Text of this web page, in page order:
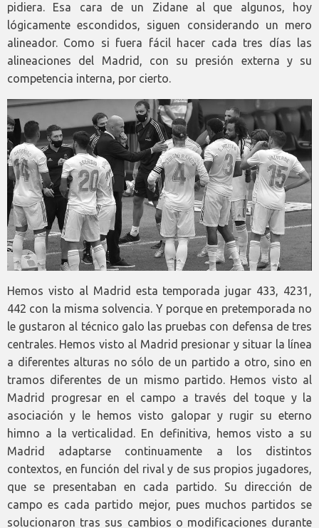
pidiera. Esa cara de un Zidane al que algunos, hoy
lógicamente escondidos, siguen considerando un mero
alineador. Como si fuera fácil hacer cada tres días las
alineaciones del Madrid, con su presión externa y su
competencia interna, por cierto.
Hemos visto al Madrid esta temporada jugar 433, 4231,
442 con la misma solvencia. Y porque en pretemporada no
le gustaron al técnico galo las pruebas con defensa de tres
centrales. Hemos visto al Madrid presionar y situar la línea
a diferentes alturas no sólo de un partido a otro, sino en
tramos diferentes de un mismo partido. Hemos visto al
Madrid progresar en el campo a través del toque y la
asociación y le hemos visto galopar y rugir su eterno
himno a la verticalidad. En definitiva, hemos visto a su
Madrid adaptarse continuamente a los distintos
contextos, en función del rival y de sus propios jugadores,
que se presentaban en cada partido. Su dirección de
campo es cada partido mejor, pues muchos partidos se
solucionaron tras sus cambios o modificaciones durante